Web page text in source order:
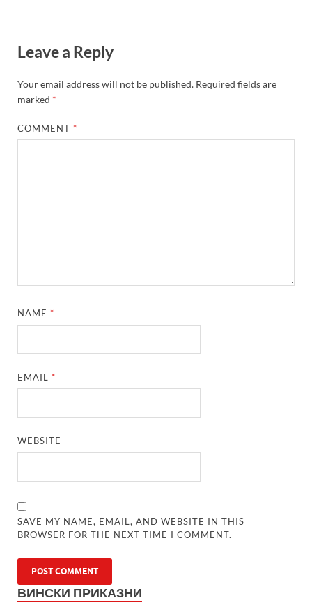
Leave a Reply
Your email address will not be published. Required fields are
marked *
COMMENT*
NAME*
EMAIL*
WEBSITE
SAVE MY NAME, EMAIL, AND WEBSITE IN THIS
BROWSER FOR THE NEXT TIME I COMMENT.
ВИНСКИ ПРИКАЗНИ